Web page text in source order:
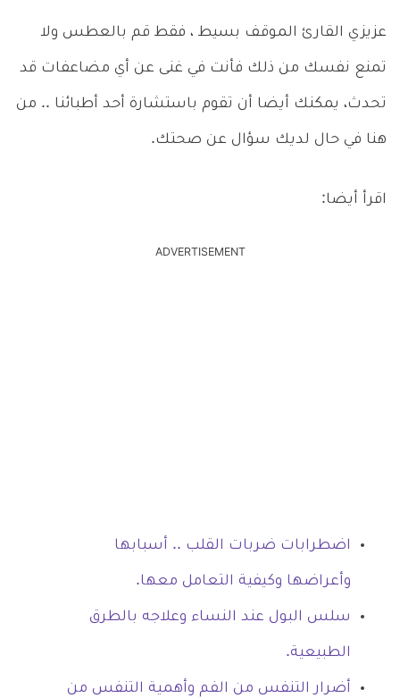
عزيزي القارئ الموقف بسيط ، فقط قم بالعطس ولا
تمنع نفسك من ذلك فأنت في غنى عن أي مضاعفات قد
تحدث، يمكنك أيضا أن تقوم باستشارة أحد أطبائنا .. من
هنا في حال لديك سؤال عن صحتك.
اقرأ أيضا:
ADVERTISEMENT
اضطرابات ضربات القلب .. أسبابها
وأعراضها وكيفية التعامل معها.
سلس البول عند النساء وعلاجه بالطرق
الطبيعية.
أضرار التنفس من الفم وأهمية التنفس من